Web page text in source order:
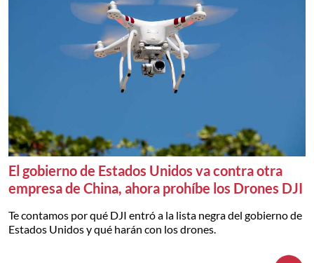
El gobierno de Estados Unidos va contra otra
empresa de China, ahora prohíbe los Drones DJI
Te contamos por qué DJI entró a la lista negra del gobierno de
Estados Unidos y qué harán con los drones.